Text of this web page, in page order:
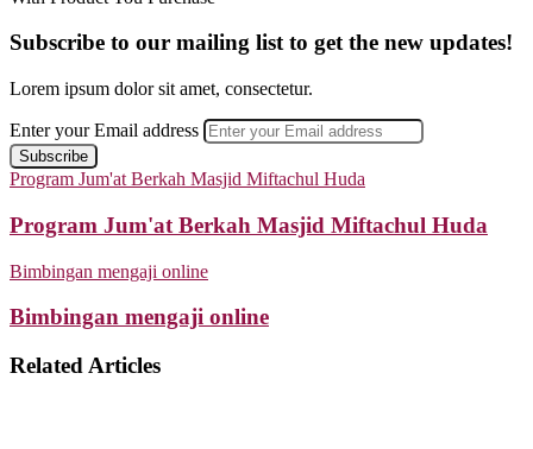
Subscribe to our mailing list to get the new updates!
Lorem ipsum dolor sit amet, consectetur.
Enter your Email address
Program Jum'at Berkah Masjid Miftachul Huda
Program Jum'at Berkah Masjid Miftachul Huda
Bimbingan mengaji online
Bimbingan mengaji online
Related Articles